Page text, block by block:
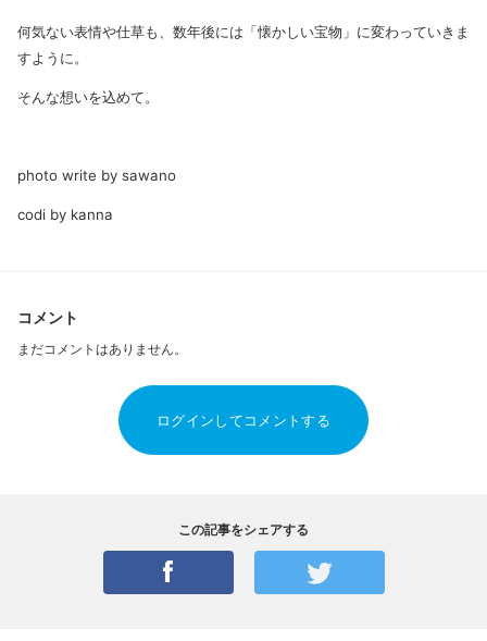
何気ない表情や仕草も、数年後には「懐かしい宝物」に変わっていきま
すように。
そんな想いを込めて。
photo write by sawano
codi by kanna
コメント
まだコメントはありません。
ログインしてコメントする
この記事をシェアする